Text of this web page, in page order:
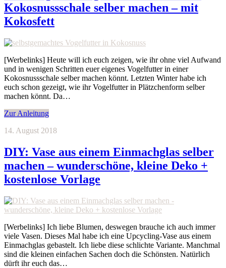
Kokosnussschale selber machen – mit
Kokosfett
[Werbelinks] Heute will ich euch zeigen, wie ihr ohne viel Aufwand
und in wenigen Schritten euer eigenes Vogelfutter in einer
Kokosnussschale selber machen könnt. Letzten Winter habe ich
euch schon gezeigt, wie ihr Vogelfutter in Plätzchenform selber
machen könnt. Da…
Zur Anleitung
14. August 2018
DIY: Vase aus einem Einmachglas selber
machen – wunderschöne, kleine Deko +
kostenlose Vorlage
[Werbelinks] Ich liebe Blumen, deswegen brauche ich auch immer
viele Vasen. Dieses Mal habe ich eine Upcycling-Vase aus einem
Einmachglas gebastelt. Ich liebe diese schlichte Variante. Manchmal
sind die kleinen einfachen Sachen doch die Schönsten. Natürlich
dürft ihr euch das…